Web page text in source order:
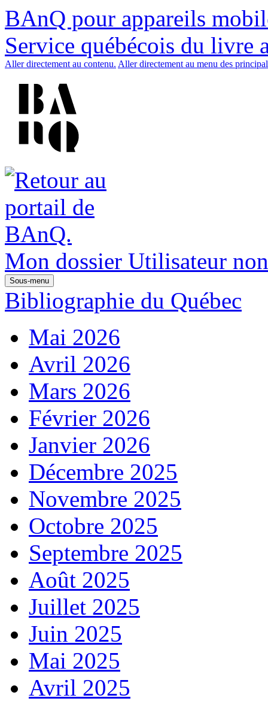
BAnQ pour appareils
Service québécois du livre
Aller directement au contenu. Aller directement au menu des
Mon dossier Utilisateur
Sous-menu
Bibliographie du Québec
Mai 2026
Avril 2026
Mars 2026
Février 2026
Janvier 2026
Décembre 2025
Novembre 2025
Octobre 2025
Septembre 2025
Août 2025
Juillet 2025
Juin 2025
Mai 2025
Avril 2025